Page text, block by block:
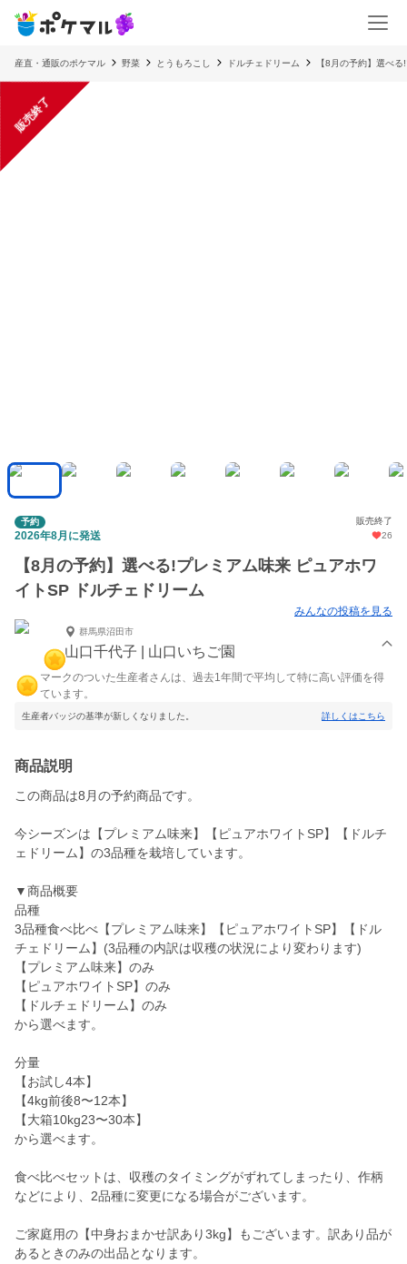
産直・通販のポケマル 野菜 とうもろこし ドルチェドリーム 【8月の予約】選べ
販売終了
予約 販売終了
2026年8月に発送 26
【8月の予約】選べる!プレミアム味来 ピュアホワ
イトSP ドルチェドリーム
みんなの投稿を見る
群馬県沼田市
山口千代子 | 山口いちご園
マークのついた生産者さんは、過去1年間で平均して特に高い評価を得
ています。
生産者バッジの基準が新しくなりました。 詳しくはこちら
商品説明
この商品は8月の予約商品です。
今シーズンは【プレミアム味来】【ピュアホワイトSP】【ドルチ
ェドリーム】の3品種を栽培しています。
▼商品概要
品種
3品種食べ比べ【プレミアム味来】【ピュアホワイトSP】【ドル
チェドリーム】(3品種の内訳は収穫の状況により変わります)
【プレミアム味来】のみ
【ピュアホワイトSP】のみ
【ドルチェドリーム】のみ
から選べます。
分量
【お試し4本】
【4kg前後8〜12本】
【大箱10kg23〜30本】
から選べます。
食べ比べセットは、収穫のタイミングがずれてしまったり、作柄
などにより、2品種に変更になる場合がございます。
ご家庭用の【中身おまかせ訳あり3kg】もございます。訳あり品が
あるときのみの出品となります。